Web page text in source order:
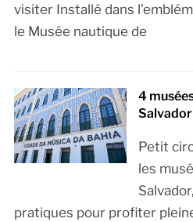
visiter Installé dans
le Musée nautique de
4
Petit
les
pratiques pour profiter